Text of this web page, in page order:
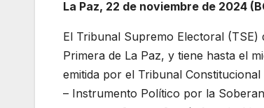
La Paz, 22 de noviembre de 2024
El Tribunal Supremo Electoral
Primera de La Paz, y tiene hasta el
emitida por el Tribunal
– Instrumento Político por la